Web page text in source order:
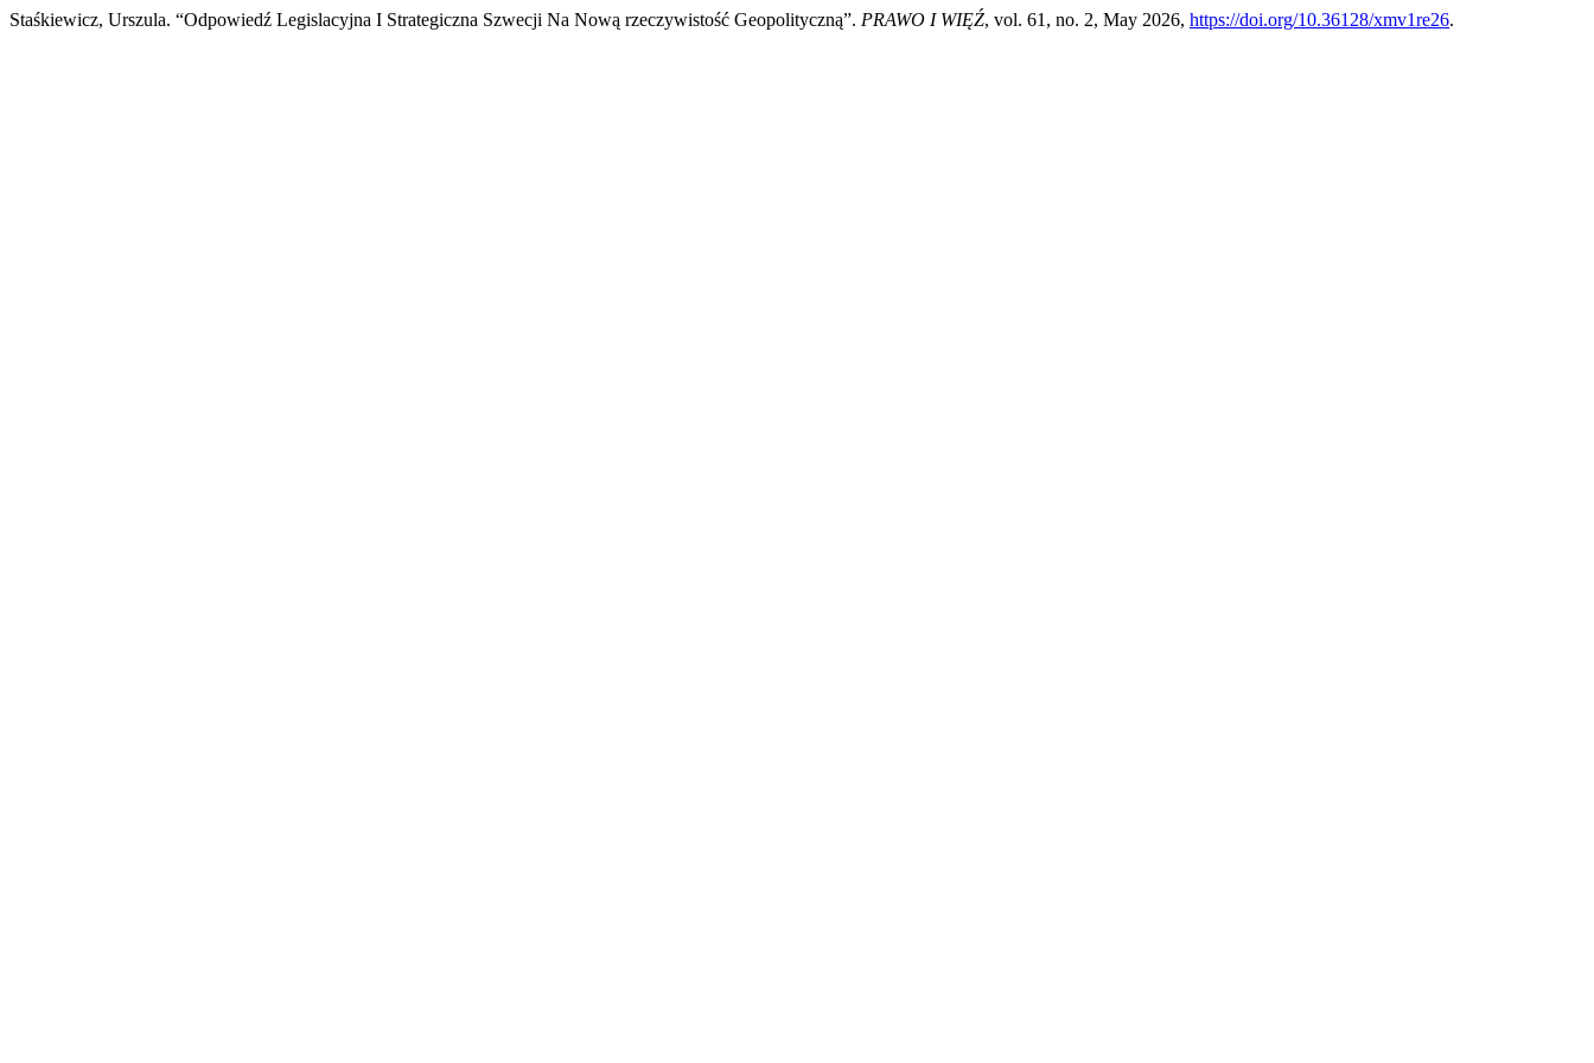
Staśkiewicz, Urszula. “Odpowiedź Legislacyjna I Strategiczna Szwecji Na Nową rzeczywistość Geopolityczną”. PRAWO I WIĘŹ, vol. 61, no. 2, May 2026, https://doi.org/10.36128/xmv1re26.